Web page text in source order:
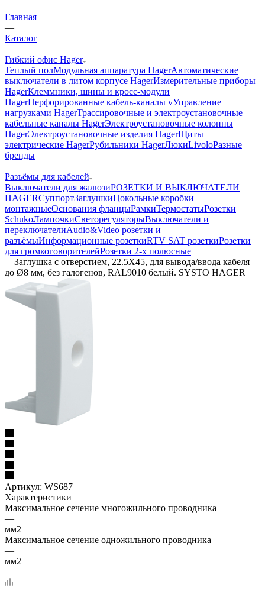
Главная
—
Каталог
—
Гибкий офис Hager
Теплый полМодульная аппаратура HagerАвтоматические
выключатели в литом корпусе HagerИзмерительные приборы
HagerКлеммники, шины и кросс-модули
HagerПерфорированные кабель-каналы vУправление
нагрузками HagerТрассировочные и электроустановочные
кабельные каналы HagerЭлектроустановочные колонны
HagerЭлектроустановочные изделия HagerЩиты
электрические HagerРубильники HagerЛюкиLivoloРазные
бренды
—
Разъёмы для кабелей
Выключатели для жалюзиРОЗЕТКИ И ВЫКЛЮЧАТЕЛИ
HAGERСуппортЗаглушкиЦокольные коробки
монтажныеОснования фланцыРамкиТермостатыРозетки
SchukoЛампочкиСветорегуляторыВыключатели и
переключателиAudio&Video розетки и
разъёмыИнформационные розеткиRTV SAT розеткиРозетки
для громкоговорителейРозетки 2-х полюсные
—Заглушка с отверстием, 22.5X45, для вывода/ввода кабеля
до Ø8 мм, без галогенов, RAL9010 белый. SYSTO HAGER
Артикул: WS687
Характеристики
Максимальное сечение многожильного проводника
—
мм2
Максимальное сечение одножильного проводника
—
мм2